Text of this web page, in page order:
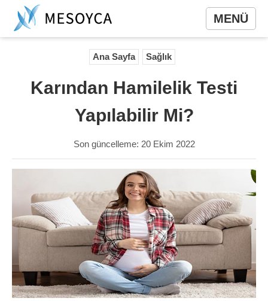
MENÜ
Ana Sayfa Sağlık
Karından Hamilelik Testi
Yapılabilir Mi?
Son güncelleme: 20 Ekim 2022